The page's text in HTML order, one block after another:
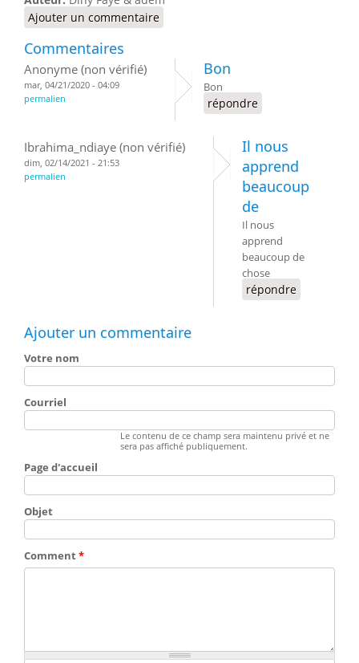
Ajouter un commentaire
Commentaires
Anonyme (non vérifié)
mar, 04/21/2020 - 04:09
permalien
Bon
Bon
répondre
Ibrahima_ndiaye (non vérifié)
dim, 02/14/2021 - 21:53
permalien
Il nous
apprend
beaucoup
de
Il nous
apprend
beaucoup de
chose
répondre
Ajouter un commentaire
Votre nom
Courriel
Le contenu de ce champ sera maintenu privé et ne
sera pas affiché publiquement.
Page d'accueil
Objet
Comment*